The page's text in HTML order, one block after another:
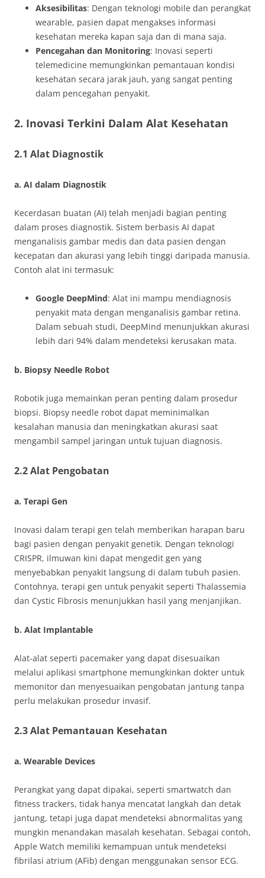
Aksesibilitas: Dengan teknologi mobile dan perangkat
wearable, pasien dapat mengakses informasi
kesehatan mereka kapan saja dan di mana saja.
Pencegahan dan Monitoring: Inovasi seperti
telemedicine memungkinkan pemantauan kondisi
kesehatan secara jarak jauh, yang sangat penting
dalam pencegahan penyakit.
2. Inovasi Terkini Dalam Alat Kesehatan
2.1 Alat Diagnostik
a. AI dalam Diagnostik
Kecerdasan buatan (AI) telah menjadi bagian penting
dalam proses diagnostik. Sistem berbasis AI dapat
menganalisis gambar medis dan data pasien dengan
kecepatan dan akurasi yang lebih tinggi daripada manusia.
Contoh alat ini termasuk:
Google DeepMind: Alat ini mampu mendiagnosis
penyakit mata dengan menganalisis gambar retina.
Dalam sebuah studi, DeepMind menunjukkan akurasi
lebih dari 94% dalam mendeteksi kerusakan mata.
b. Biopsy Needle Robot
Robotik juga memainkan peran penting dalam prosedur
biopsi. Biopsy needle robot dapat meminimalkan
kesalahan manusia dan meningkatkan akurasi saat
mengambil sampel jaringan untuk tujuan diagnosis.
2.2 Alat Pengobatan
a. Terapi Gen
Inovasi dalam terapi gen telah memberikan harapan baru
bagi pasien dengan penyakit genetik. Dengan teknologi
CRISPR, ilmuwan kini dapat mengedit gen yang
menyebabkan penyakit langsung di dalam tubuh pasien.
Contohnya, terapi gen untuk penyakit seperti Thalassemia
dan Cystic Fibrosis menunjukkan hasil yang menjanjikan.
b. Alat Implantable
Alat-alat seperti pacemaker yang dapat disesuaikan
melalui aplikasi smartphone memungkinkan dokter untuk
memonitor dan menyesuaikan pengobatan jantung tanpa
perlu melakukan prosedur invasif.
2.3 Alat Pemantauan Kesehatan
a. Wearable Devices
Perangkat yang dapat dipakai, seperti smartwatch dan
fitness trackers, tidak hanya mencatat langkah dan detak
jantung, tetapi juga dapat mendeteksi abnormalitas yang
mungkin menandakan masalah kesehatan. Sebagai contoh,
Apple Watch memiliki kemampuan untuk mendeteksi
fibrilasi atrium (AFib) dengan menggunakan sensor ECG.